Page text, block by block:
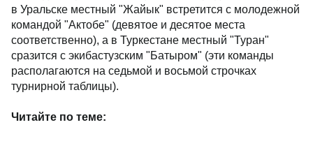
в Уральске местный "Жайык" встретится с молодежной
командой "Актобе" (девятое и десятое места
соответственно), а в Туркестане местный "Туран"
сразится с экибастузским "Батыром" (эти команды
располагаются на седьмой и восьмой строчках
турнирной таблицы).
Читайте по теме: